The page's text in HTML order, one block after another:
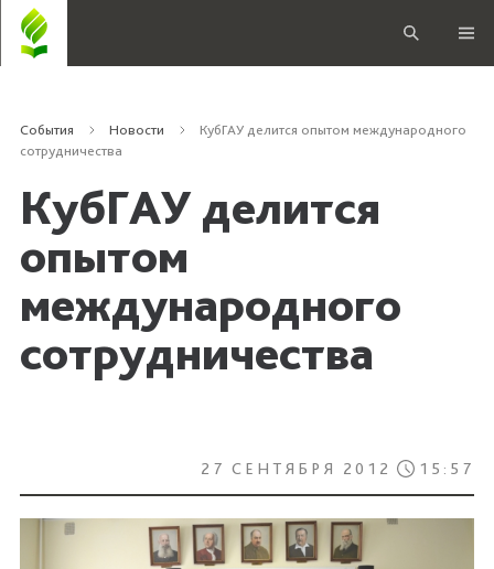
События Новости
КубГАУ делится опытом международного
сотрудничества
КубГАУ делится
опытом
международного
сотрудничества
27 СЕНТЯБРЯ 2012 15:57